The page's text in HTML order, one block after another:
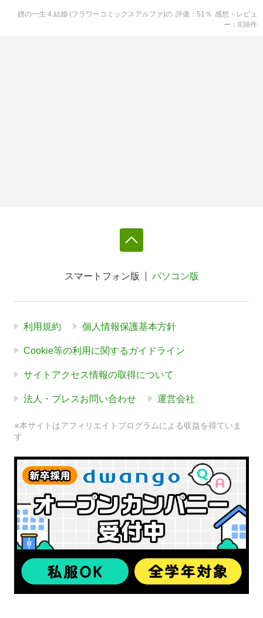
娚の一生 4 結婚 (フラワーコミックスアルファ)の 評価 51 ％ 感想・レビュ
ー
838件
スマートフォン版 パソコン版
利用規約 個人情報保護基本方針
Cookie等の利用に関するガイドライン
サイトアクセス情報の取得について
法人・プレスお問い合わせ 運営会社
※本サイトはアフィリエイトプログラムによる収益を得ていま
す